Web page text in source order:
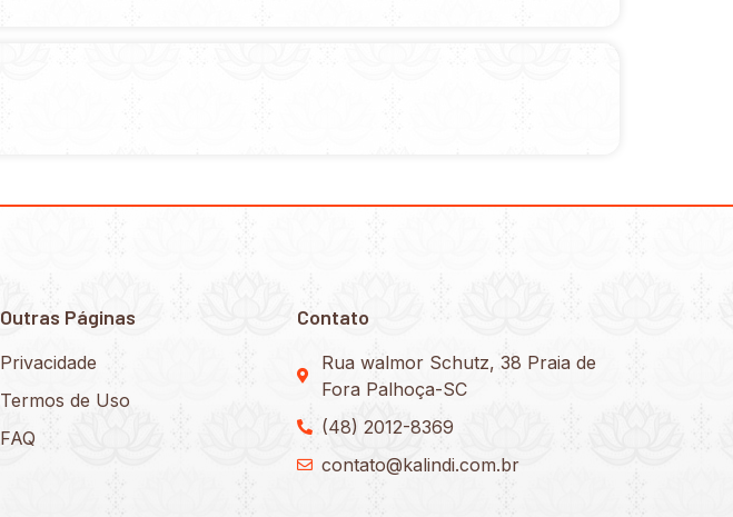
Outras Páginas
Privacidade
Termos de Uso
FAQ
Contato
Rua walmor Schutz, 38 Praia de
Fora Palhoça-SC
(48) 2012-8369
contato@kalindi.com.br